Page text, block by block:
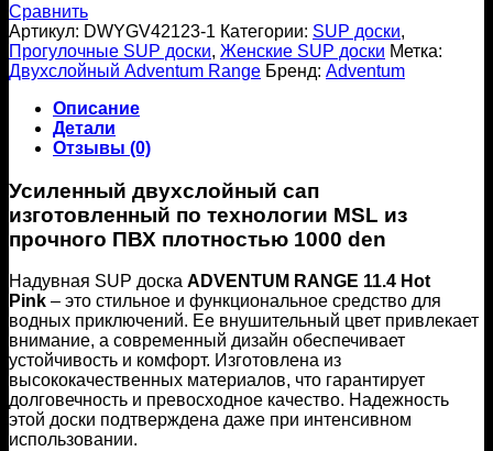
Сравнить
Артикул: DWYGV42123-1 Категории: SUP доски,
Прогулочные SUP доски, Женские SUP доски Метка:
Двухслойный Adventum Range Бренд: Adventum
Описание
Детали
Отзывы (0)
Усиленный двухслойный сап
изготовленный по технологии MSL из
прочного ПВХ плотностью 1000 den
Надувная SUP доска ADVENTUM RANGE 11.4 Hot
Pink – это стильное и функциональное средство для
водных приключений. Ее внушительный цвет привлекает
внимание, а современный дизайн обеспечивает
устойчивость и комфорт. Изготовлена из
высококачественных материалов, что гарантирует
долговечность и превосходное качество. Надежность
этой доски подтверждена даже при интенсивном
использовании.